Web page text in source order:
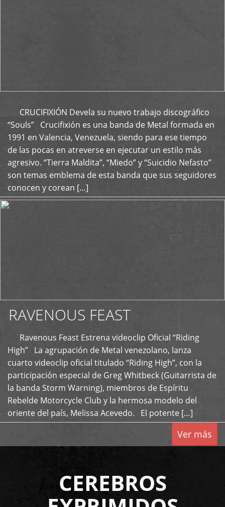
CRUCIFIXIÓN Devela su nuevo trabajo discográfico
“Souls” Crucifixión es una banda de Metal formada en
1991 en Valencia, Venezuela, siendo para ese tiempo
de las pocas en atreverse en ejecutar un estilo más
agresivo. “Tierra Maldita”, “Miedo” y “Suicidio Nefasto”
son temas emblema de esta banda que sus seguidores
conocen y corean […]
+
RAVENOUS FEAST
Ravenous Feast Estrena videoclip Oficial “Riding
High” La agrupación de Metal venezolano, lanza
cuarto videoclip oficial titulado “Riding High”, con la
participación especial de Greg Whitbeck (Guitarrista de
la banda Storm Warning), miembros de Espíritu
Rebelde Motorcycle Club y la hermosa modelo del
oriente del país, Melissa Acevedo. El potente […]
Ver más
CEREBROS